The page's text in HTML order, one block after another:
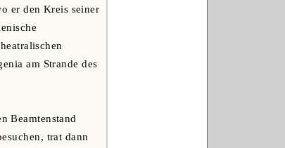
er den Kreis seiner
am Strande des
Beamtenstand
trat dann